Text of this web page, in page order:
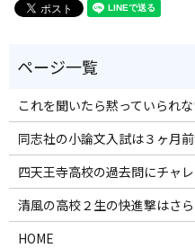
これを聞いたら黙っていられ
同志社の小論文入試は３ヶ月
四天王寺高校の過去問にチャ
清風の高校２生の快進撃はさら
HOME